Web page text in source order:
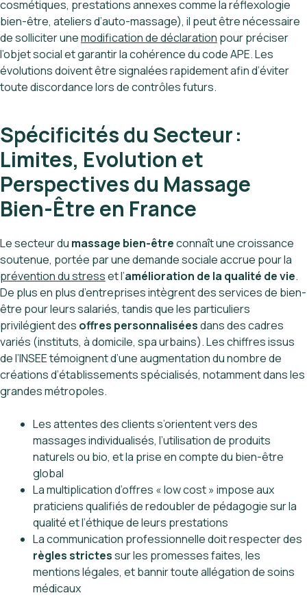
cosmétiques, prestations annexes comme la réflexologie
bien-être, ateliers d’auto-massage), il peut être nécessaire
de solliciter unemodification de déclaration pour préciser
l’objet social et garantir la cohérence du code APE. Les
évolutions doivent être signalées rapidement afin d’éviter
toute discordance lors de contrôles futurs.
Spécificités du Secteur :
Limites, Evolution et
Perspectives du Massage
Bien-Être en France
Le secteur du massage bien-êtreconnaît une croissance
soutenue, portée par une demande sociale accrue pour la
prévention du stresset l’amélioration de la qualité de vie.
De plus en plus d’entreprises intègrent des services de bien-
être pour leurs salariés, tandis que les particuliers
privilégient des offres personnaliséesdans des cadres
variés (instituts, à domicile, spa urbains). Les chiffres issus
de l’INSEE témoignent d’une augmentation du nombre de
créations d’établissements spécialisés, notamment dans les
grandes métropoles.
Les attentes des clients s’orientent vers des
massages individualisés, l’utilisation de produits
naturels ou bio, et la prise en compte du bien-être
global
La multiplication d’offres « low cost » impose aux
praticiens qualifiés de redoubler de pédagogie sur la
qualité et l’éthique de leurs prestations
La communication professionnelle doit respecter des
règles strictessur les promesses faites, les
mentions légales, et bannir toute allégation de soins
médicaux